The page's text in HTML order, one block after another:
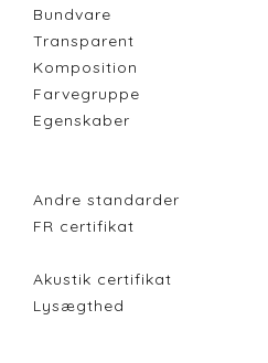
Bundvare
Transparent
Komposition
Farvegruppe
Egenskaber
Andre standarder
FR certifikat
Akustik certifikat
Lysægthed